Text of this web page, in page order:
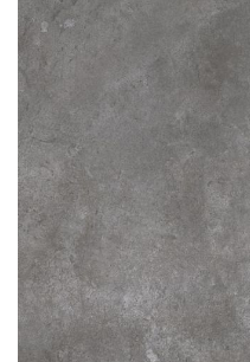
einde
van
de
afbeeldingen-
gallerij